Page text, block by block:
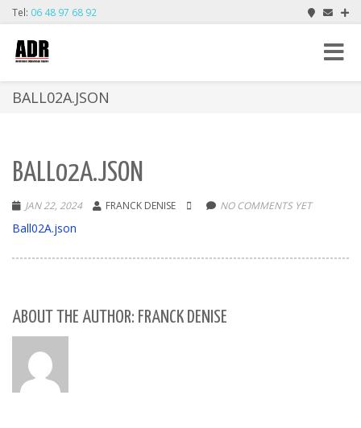
Tel: 06 48 97 68 92
Toggle
BALL02A.JSON
BALL02A.JSON
JAN 22, 2024 FRANCK DENISE NO COMMENTS YET
Ball02A.json
ABOUT THE AUTHOR: FRANCK DENISE